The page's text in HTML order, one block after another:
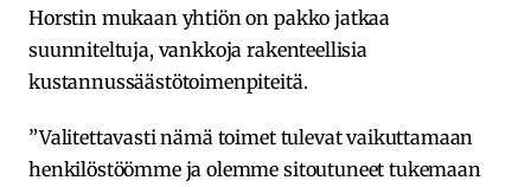
Horstin mukaan yhtiön on pakko jatkaa
suunniteltuja, vankkoja rakenteellisia
kustannussäästötoimenpiteitä.
”Valitettavasti nämä toimet tulevat vaikuttamaan
henkilöstöömme ja olemme sitoutuneet tukemaan